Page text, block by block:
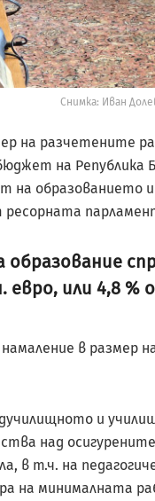
Снимка: Иван
на разчетените
на Република
на образованието
евро, или 4,8
в размер
и
над осигурените
в т.ч. на
на минималната